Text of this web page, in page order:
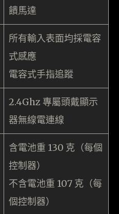
饋馬達
所有輸入表面均採電容
式感應
電容式手指追蹤
2.4Ghz 專屬頭戴顯示
器無線電連線
含電池重 130 克（每個
控制器）
不含電池重 107 克（每
個控制器）